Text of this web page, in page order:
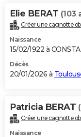
Bricolage
Lifestyle
Culture
Sport
Auto
Television
Voyage
Cinema
Elie BERAT (103
Créer une cagnotte
Naissance
15/02/1922 à
Décès
20/01/2026 à
Patricia BERAT
Créer une cagnotte
Naissance